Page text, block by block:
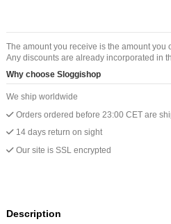
The amount you receive is the amount you
Any discounts are already incorporated in
Why choose Sloggishop
We ship worldwide
Orders ordered before 23:00 CET are
14 days return on sight
Our site is SSL encrypted
Description